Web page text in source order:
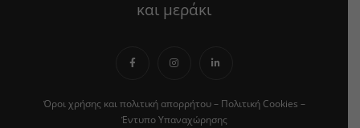
και μεράκι
Όροι χρήσης και πολιτική απορρήτου– Πολιτική Cookies –
Έντυπο Υπαναχώρησης